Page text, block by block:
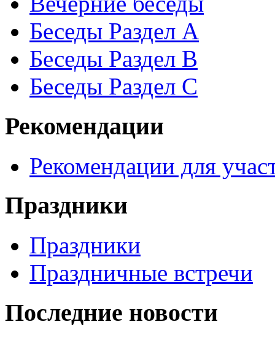
Беседы Раздел A
Беседы Раздел B
Беседы Раздел С
Рекомендации
Рекомендации для
Праздники
Праздники
Праздничные встречи
Последние новости